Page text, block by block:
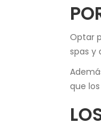
Optar
spas y
que